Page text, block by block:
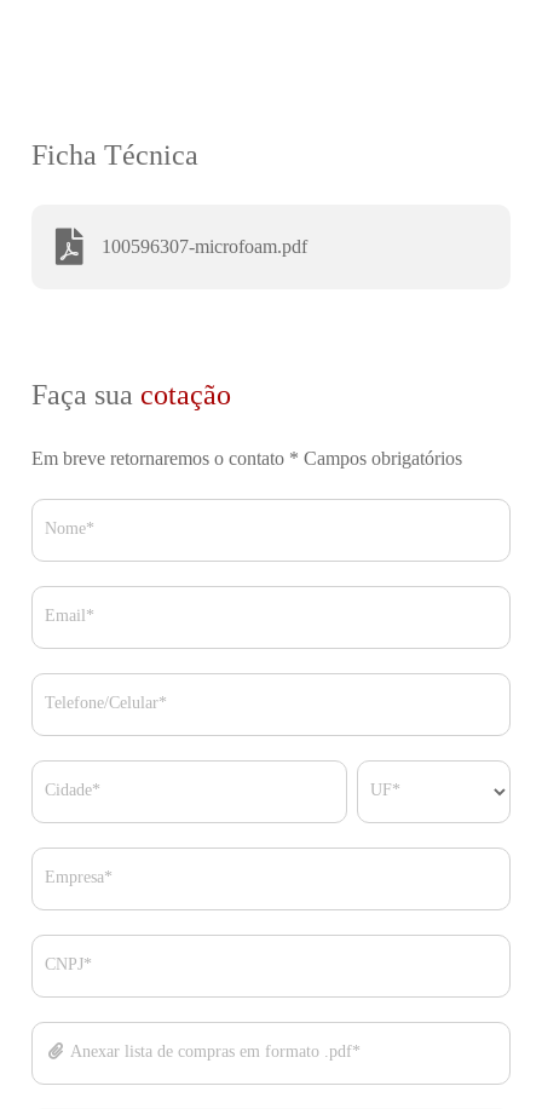
Ficha Técnica
100596307-microfoam.pdf
Faça sua cotação
Em breve retornaremos o contato * Campos obrigatórios
Nome*
Email*
Telefone/Celular*
Cidade* UF*
Empresa*
CNPJ*
Anexar lista de compras em formato .pdf*